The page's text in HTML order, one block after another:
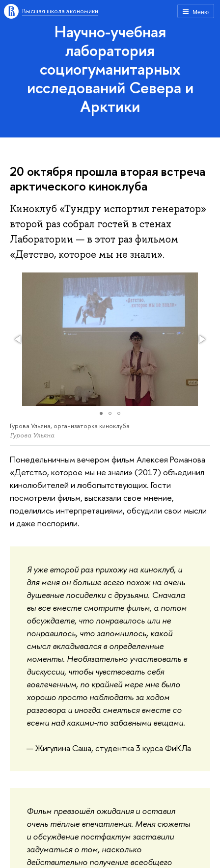
Меню
Высшая школа экономики
Научно-учебная
лаборатория
социогуманитарных
исследований Севера и
Арктики
20 октября прошла вторая встреча
арктического киноклуба
Киноклуб «Тундру испортил генератор»
второй раз собрал гостей в стенах
Лаборатории — в этот раз фильмом
«Детство, которое мы не знали».
Гурова Ульяна, организаторка киноклуба
Гурова Ульяна
Понедельничным вечером фильм Алексея Романова
«Детство, которое мы не знали» (2017) объединил
кинолюбителей и любопытствующих. Гости
посмотрели фильм, высказали свое мнение,
поделились интерпретациями, обсудили свои мысли
и даже поспорили.
Я уже второй раз прихожу на киноклуб, и
для меня он больше всего похож на очень
душевные посиделки с друзьями. Сначала
вы все вместе смотрите фильм, а потом
обсуждаете, что понравилось или не
понравилось, что запомнилось, какой
смысл вкладывался в определенные
моменты. Необязательно участвовать в
дискуссии, чтобы чувствовать себя
вовлеченным, по крайней мере мне было
хорошо просто наблюдать за ходом
разговора и иногда смеяться вместе со
всеми над какими-то забавными вещами.
— Жигулина Саша, студентка 3 курса ФиКЛа
Фильм превзошёл ожидания и оставил
очень тёплые впечатления. Меня сюжеты
и обсуждение постфактум заставили
задуматься о том, насколько
действительно получение всеобщего